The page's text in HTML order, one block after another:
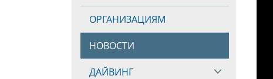
ОРГАНИЗАЦИЯМ
НОВОСТИ
ДАЙВИНГ